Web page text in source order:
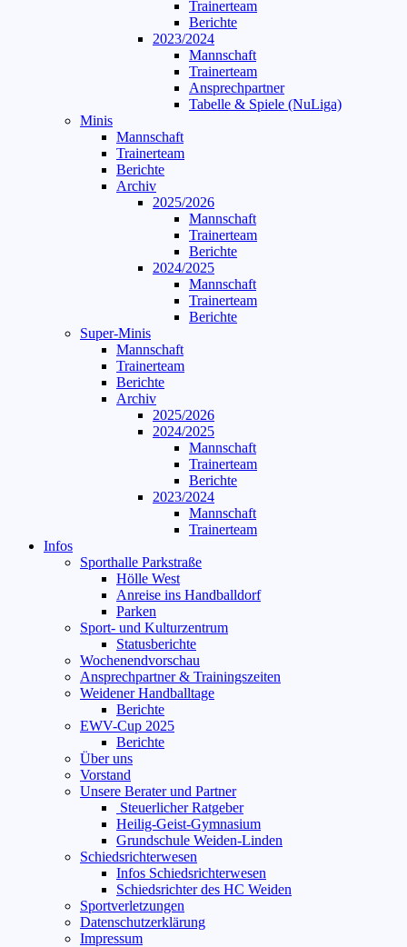
Trainerteam
Berichte
2023/2024
Mannschaft
Trainerteam
Ansprechpartner
Tabelle & Spiele (NuLiga)
Minis
Mannschaft
Trainerteam
Berichte
Archiv
2025/2026
Mannschaft
Trainerteam
Berichte
2024/2025
Mannschaft
Trainerteam
Berichte
Super-Minis
Mannschaft
Trainerteam
Berichte
Archiv
2025/2026
2024/2025
Mannschaft
Trainerteam
Berichte
2023/2024
Mannschaft
Trainerteam
Infos
Sporthalle Parkstraße
Hölle West
Anreise ins Handballdorf
Parken
Sport- und Kulturzentrum
Statusberichte
Wochenendvorschau
Ansprechpartner & Trainingszeiten
Weidener Handballtage
Berichte
EWV-Cup 2025
Berichte
Über uns
Vorstand
Unsere Berater und Partner
Steuerlicher Ratgeber
Heilig-Geist-Gymnasium
Grundschule Weiden-Linden
Schiedsrichterwesen
Infos Schiedsrichterwesen
Schiedsrichter des HC Weiden
Sportverletzungen
Datenschutzerklärung
Impressum